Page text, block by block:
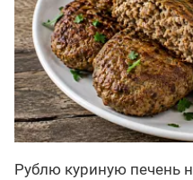
Рублю куриную печень